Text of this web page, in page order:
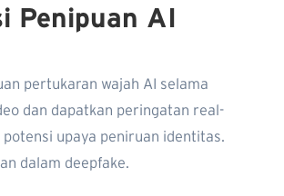
Penipuan AI
pertukaran wajah AI selama
dan dapatkan peringatan real-
upaya peniruan identitas.
dalam deepfake.